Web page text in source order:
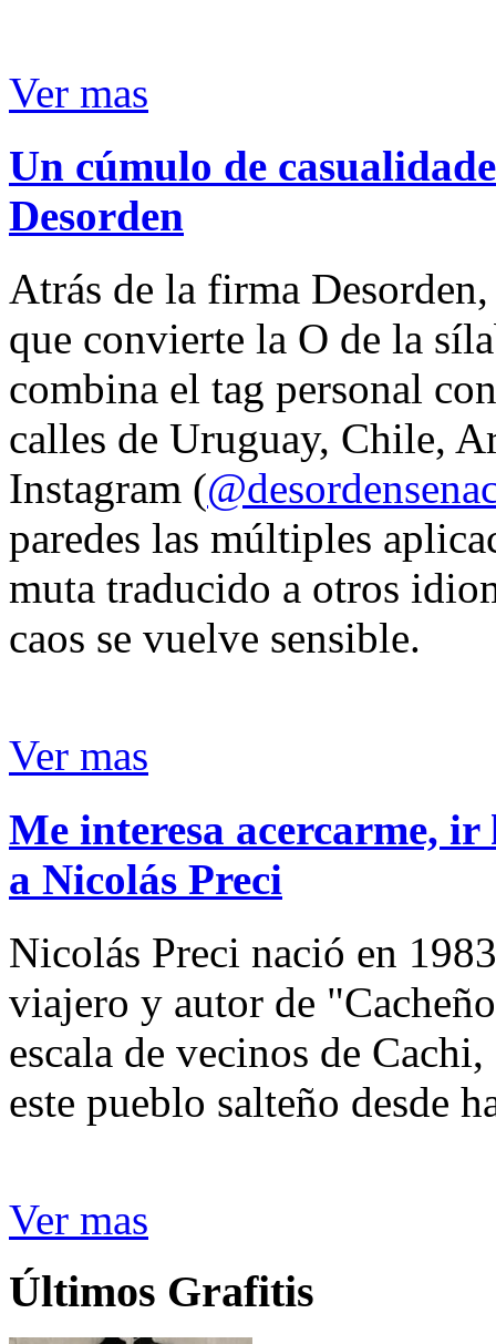
Ver mas
Un cúmulo de
Desorden
Atrás de la firma
que convierte la O de la
combina el tag personal
calles de Uruguay, Chile,
Instagram (
paredes las múltiples
muta traducido a otros
caos se vuelve sensible.
Ver mas
Me interesa acercarme,
a Nicolás Preci
Nicolás Preci nació en
viajero y autor de
escala de vecinos de
este pueblo salteño desde
Ver mas
Últimos Grafitis